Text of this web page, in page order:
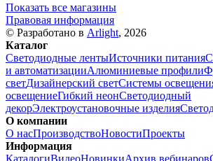
Показать все магазины
Правовая информация
© Разработано в Arlight, 2026
Каталог
Светодиодные лентыИсточники питания
и автоматизацииАлюминиевые профили
светДизайнерский светСистемы
освещениеГибкий неонСветодиодный
декорЭлектроустановочные изделия
О компании
О насПроизводствоНовостиПроекты
Информация
КаталогиВидеоНовинкиАрхив вебинаров